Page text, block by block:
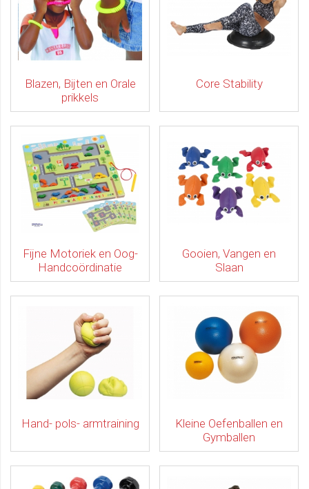
Blazen, Bijten en Orale
prikkels
Core Stability
Fijne Motoriek en Oog-
Handcoördinatie
Gooien, Vangen en
Slaan
Hand- pols- armtraining
Kleine Oefenballen en
Gymballen